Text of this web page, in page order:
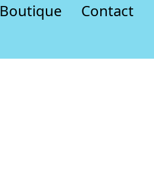
Boutique Contact